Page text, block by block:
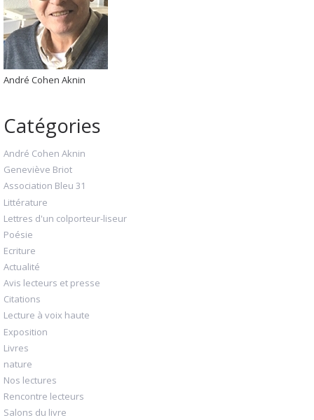
André Cohen Aknin
Catégories
André Cohen Aknin
Geneviève Briot
Association Bleu 31
Littérature
Lettres d'un colporteur-liseur
Poésie
Ecriture
Actualité
Avis lecteurs et presse
Citations
Lecture à voix haute
Exposition
Livres
nature
Nos lectures
Rencontre lecteurs
Salons du livre